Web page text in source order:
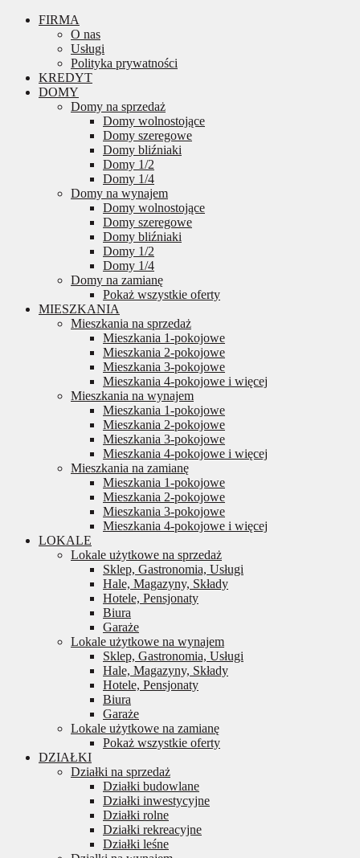
FIRMA
O nas
Usługi
Polityka prywatności
KREDYT
DOMY
Domy na sprzedaż
Domy wolnostojące
Domy szeregowe
Domy bliźniaki
Domy 1/2
Domy 1/4
Domy na wynajem
Domy wolnostojące
Domy szeregowe
Domy bliźniaki
Domy 1/2
Domy 1/4
Domy na zamianę
Pokaż wszystkie oferty
MIESZKANIA
Mieszkania na sprzedaż
Mieszkania 1-pokojowe
Mieszkania 2-pokojowe
Mieszkania 3-pokojowe
Mieszkania 4-pokojowe i więcej
Mieszkania na wynajem
Mieszkania 1-pokojowe
Mieszkania 2-pokojowe
Mieszkania 3-pokojowe
Mieszkania 4-pokojowe i więcej
Mieszkania na zamianę
Mieszkania 1-pokojowe
Mieszkania 2-pokojowe
Mieszkania 3-pokojowe
Mieszkania 4-pokojowe i więcej
LOKALE
Lokale użytkowe na sprzedaż
Sklep, Gastronomia, Usługi
Hale, Magazyny, Składy
Hotele, Pensjonaty
Biura
Garaże
Lokale użytkowe na wynajem
Sklep, Gastronomia, Usługi
Hale, Magazyny, Składy
Hotele, Pensjonaty
Biura
Garaże
Lokale użytkowe na zamianę
Pokaż wszystkie oferty
DZIAŁKI
Działki na sprzedaż
Działki budowlane
Działki inwestycyjne
Działki rolne
Działki rekreacyjne
Działki leśne